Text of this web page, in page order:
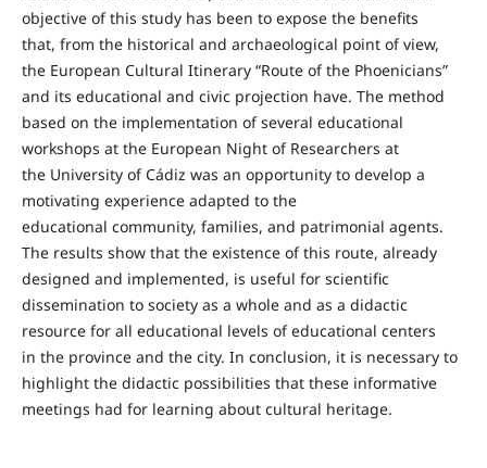
objective of this study has been to expose the benefits
that, from the historical and archaeological point of view,
the European Cultural Itinerary “Route of the Phoenicians”
and its educational and civic projection have. The method
based on the implementation of several educational
workshops at the European Night of Researchers at
the University of Cádiz was an opportunity to develop a
motivating experience adapted to the
educational community, families, and patrimonial agents.
The results show that the existence of this route, already
designed and implemented, is useful for scientific
dissemination to society as a whole and as a didactic
resource for all educational levels of educational centers
in the province and the city. In conclusion, it is necessary to
highlight the didactic possibilities that these informative
meetings had for learning about cultural heritage.